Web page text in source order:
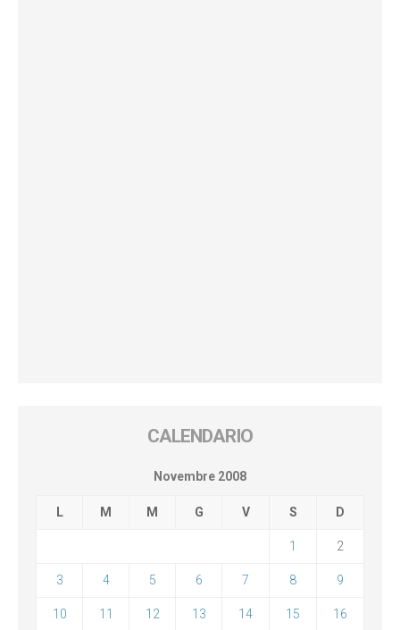
CALENDARIO
Novembre 2008
L M M G V S D
1 2
3 4 5 6 7 8 9
10 11 12 13 14 15 16